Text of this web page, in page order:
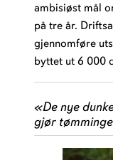
ambisiøst mål
på tre år.
gjennomføre
byttet ut 6 000
«De nye
gjør